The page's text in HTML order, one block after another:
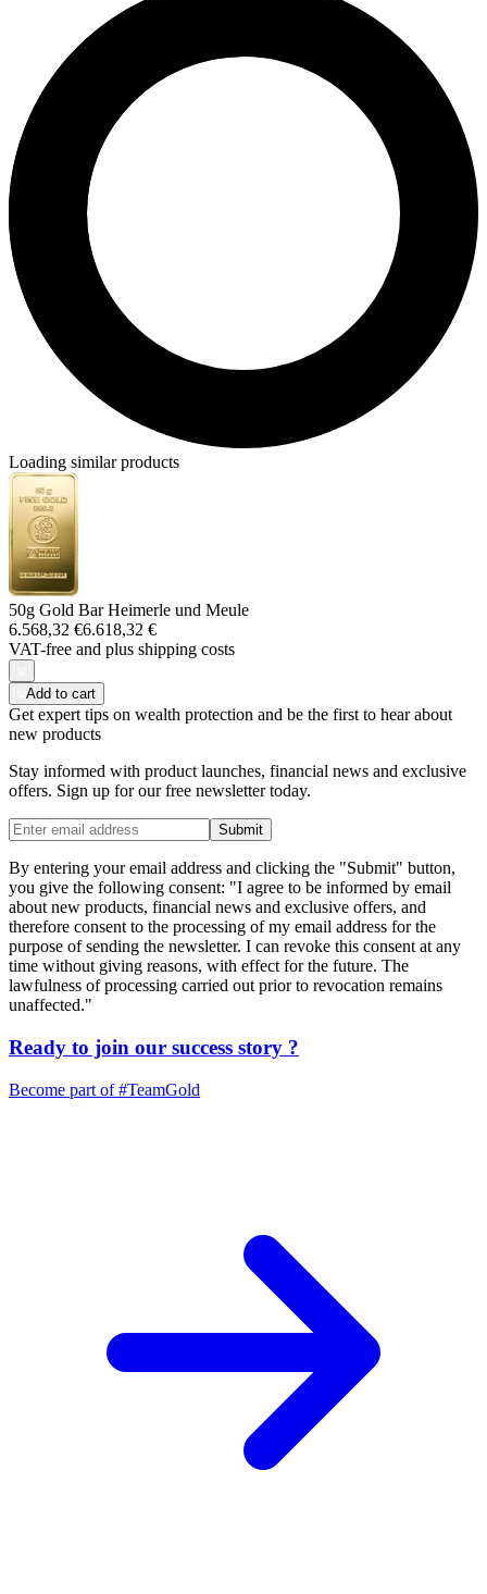
Loading similar products
50g Gold Bar Heimerle und Meule
6.568,32 €6.618,32 €
VAT-free and plus shipping costs
Add to cart
Get expert tips on wealth protection and be the first to hear about
new products
Stay informed with product launches, financial news and exclusive
offers. Sign up for our free newsletter today.
Submit
By entering your email address and clicking the "Submit" button,
you give the following consent: "I agree to be informed by email
about new products, financial news and exclusive offers, and
therefore consent to the processing of my email address for the
purpose of sending the newsletter. I can revoke this consent at any
time without giving reasons, with effect for the future. The
lawfulness of processing carried out prior to revocation remains
unaffected."
Ready to join our success story ?
Become part of#TeamGold